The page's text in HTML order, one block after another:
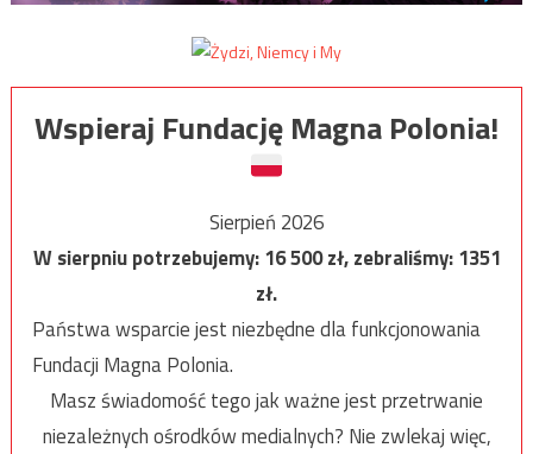
Wspieraj Fundację Magna Polonia!
Sierpień 2026
W sierpniu potrzebujemy:16 500zł, zebraliśmy:1351
zł.
Państwa wsparcie jest niezbędne dla funkcjonowania
Fundacji Magna Polonia.
Masz świadomość tego jak ważne jest przetrwanie
niezależnych ośrodków medialnych? Nie zwlekaj więc,